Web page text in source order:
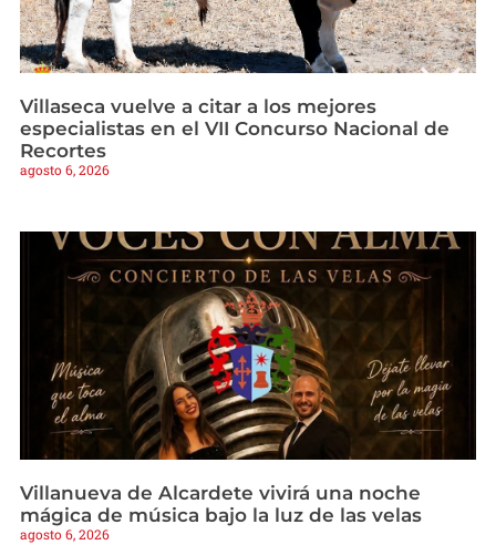
Villaseca vuelve a citar a los mejores
especialistas en el VII Concurso Nacional de
Recortes
agosto 6, 2026
Villanueva de Alcardete vivirá una noche
mágica de música bajo la luz de las velas
agosto 6, 2026